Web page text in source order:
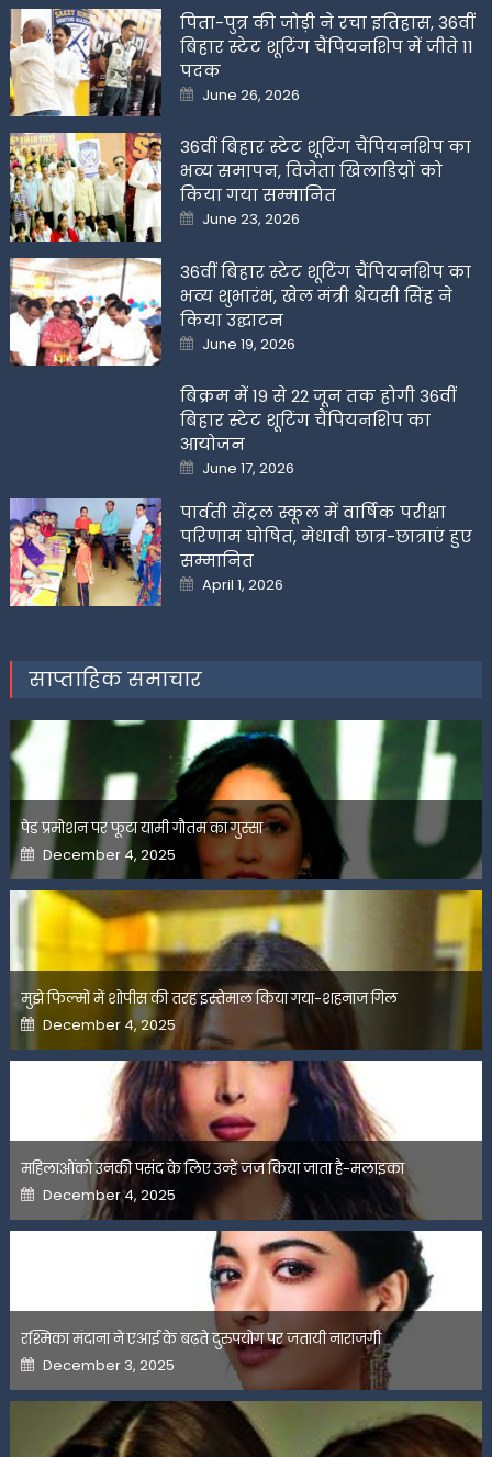
पिता-पुत्र की जोड़ी ने रचा इतिहास, 36वीं
बिहार स्टेट शूटिंग चैंपियनशिप में जीते 11
पदक
Posted
on
June 26, 2026
36वीं बिहार स्टेट शूटिंग चैंपियनशिप का
भव्य समापन, विजेता खिलाडिय़ों को
किया गया सम्मानित
Posted
on
June 23, 2026
36वीं बिहार स्टेट शूटिंग चैंपियनशिप का
भव्य शुभारंभ, खेल मंत्री श्रेयसी सिंह ने
किया उद्घाटन
Posted
on
June 19, 2026
बिक्रम में 19 से 22 जून तक होगी 36वीं
बिहार स्टेट शूटिंग चैंपियनशिप का
आयोजन
Posted
on
June 17, 2026
पार्वती सेंट्रल स्कूल में वार्षिक परीक्षा
परिणाम घोषित, मेधावी छात्र-छात्राएं हुए
सम्मानित
Posted
on
April 1, 2026
साप्ताहिक समाचार
पेड प्रमोशन पर फूटा यामी गौतम का गुस्सा
Posted
on
December 4, 2025
मुझे फिल्मों में शोपीस की तरह इस्तेमाल किया गया-शहनाज गिल
Posted
on
December 4, 2025
महिलाओंको उनकी पसंद के लिए उन्हें जज किया जाता है-मलाइका
Posted
on
December 4, 2025
रश्मिका मंदाना ने एआई के बढ़ते दुरुपयोग पर जतायी नाराजगी
Posted
on
December 3, 2025